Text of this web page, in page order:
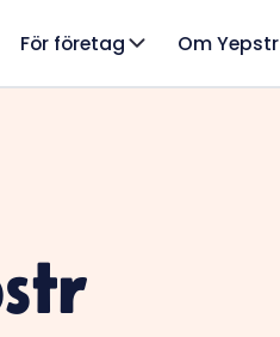
För företag Om Yepstr